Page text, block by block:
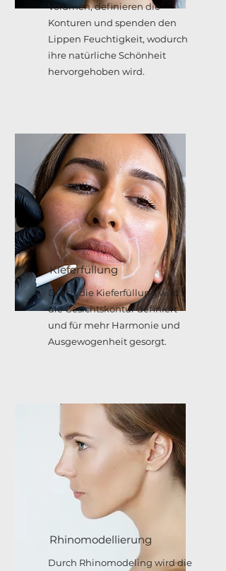
Volumen, definieren die
Konturen und spenden den
Lippen Feuchtigkeit, wodurch
ihre natürliche Schönheit
hervorgehoben wird.
Kieferfüllung
Durch die Kieferfüllung wird
die Gesichtskontur definiert
und für mehr Harmonie und
Ausgewogenheit gesorgt.
Rhinomodellierung
Durch Rhinomodeling wird die